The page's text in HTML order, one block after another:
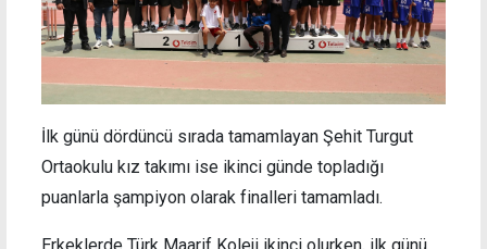
İlk günü dördüncü sırada tamamlayan Şehit Turgut
Ortaokulu kız takımı ise ikinci günde topladığı
puanlarla şampiyon olarak finalleri tamamladı.